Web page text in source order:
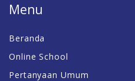
Menu
Beranda
Online School
Pertanyaan Umum